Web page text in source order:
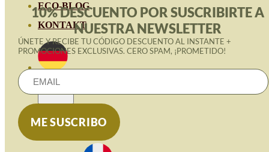
ECO-BLOG
KONTAKT
10% DESCUENTO POR SUSCRIBIRTE A
NUESTRA NEWSLETTER
ÚNETE Y RECIBE TU CÓDIGO DESCUENTO AL INSTANTE +
PROMOCIONES EXCLUSIVAS. CERO SPAM, ¡PROMETIDO!